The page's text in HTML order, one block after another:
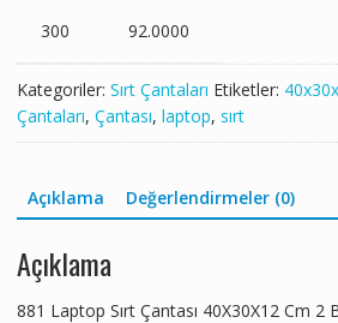
300 92.0000
Kategoriler: Sırt Çantaları Etiketler:
Çantaları, Çantası, laptop, sırt
Açıklama Değerlendirmeler (0)
Açıklama
881 Laptop Sırt Çantası 40X30X12 Cm 2